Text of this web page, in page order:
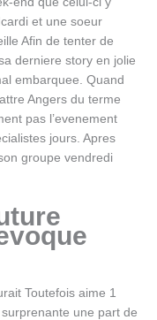
et une soeur
Afin de tenter de
derniere story en jolie
embarquee. Quand
Angers du terme
pas l’evenement
jours. Apres
groupe vendredi
Toutefois aime 1
une part de